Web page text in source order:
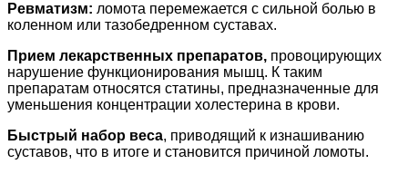
Ревматизм: ломота перемежается с сильной болью в
коленном или тазобедренном суставах.
Прием лекарственных препаратов, провоцирующих
нарушение функционирования мышц. К таким
препаратам относятся статины, предназначенные для
уменьшения концентрации холестерина в крови.
Быстрый набор веса, приводящий к изнашиванию
суставов, что в итоге и становится причиной ломоты.